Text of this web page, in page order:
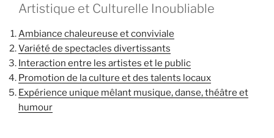
Artistique et Culturelle Inoubliable
Ambiance chaleureuse et conviviale
Variété de spectacles divertissants
Interaction entre les artistes et le public
Promotion de la culture et des talents locaux
Expérience unique mêlant musique, danse, théâtre et
humour